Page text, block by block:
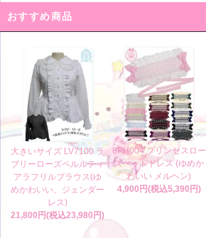
おすすめ商品
大きいサイズ LV7100 ラ
ブリーローズペルルティ
アラフリルブラウス(ゆ
めかわいい、ジェンダー
レス)
21,800円(税込23,980円)
8PH004 プリンセスロー
ズヘッドドレス (ゆめか
わいい メルヘン)
4,900円(税込5,390円)